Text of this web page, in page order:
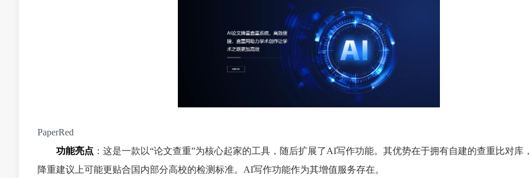
PaperRed
功能亮点 ：这是一款以“论文查重”为核心起家的工具，随后扩展了AI写作功能。其优势在于拥有自建的查重比对库
降重建议上可能更贴合国内部分高校的检测标准。AI写作功能作为其增值服务存在。